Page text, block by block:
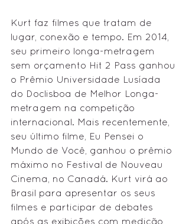
Kurt faz filmes que tratam de
lugar, conexão e tempo. Em 2014,
seu primeiro longa-metragem
sem orçamento Hit 2 Pass ganhou
o Prêmio Universidade Lusíada
do Doclisboa de Melhor Longa-
metragem na competição
internacional. Mais recentemente,
seu último filme, Eu Pensei o
Mundo de Você, ganhou o prêmio
máximo no Festival de Nouveau
Cinema, no Canadá. Kurt virá ao
Brasil para apresentar os seus
filmes e participar de debates
após as exibições com medição